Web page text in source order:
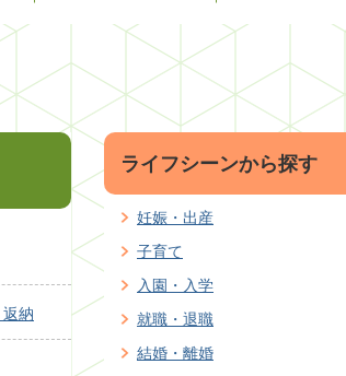
納
ライフシーンから探す
妊娠・出産
子育て
入園・入学
就職・退職
結婚・離婚